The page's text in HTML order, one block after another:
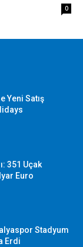
0
Yeni Satış
351 Uçak
Euro
Stadyum
Erdi